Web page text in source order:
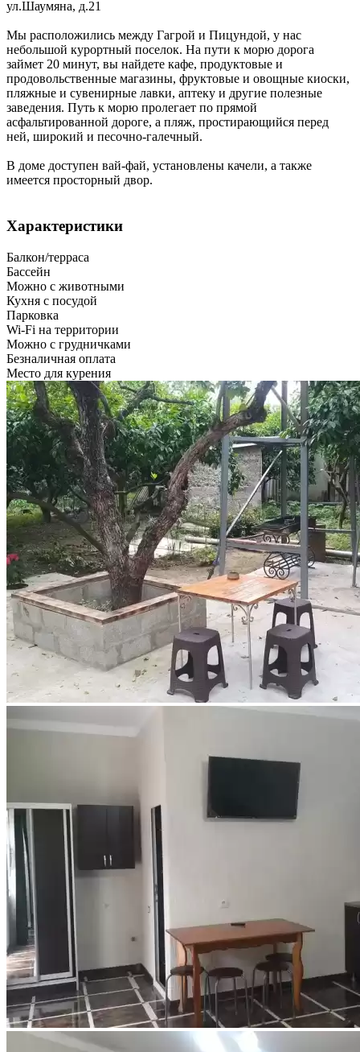
ул.Шаумяна, д.21
Мы расположились между Гагрой и Пицундой, у нас
небольшой курортный поселок. На пути к морю дорога
займет 20 минут, вы найдете кафе, продуктовые и
продовольственные магазины, фруктовые и овощные киоски,
пляжные и сувенирные лавки, аптеку и другие полезные
заведения. Путь к морю пролегает по прямой
асфальтированной дороге, а пляж, простирающийся перед
ней, широкий и песочно-галечный.
В доме доступен вай-фай, установлены качели, а также
имеется просторный двор.
Характеристики
Балкон/терраса
Бассейн
Можно с животными
Кухня с посудой
Парковка
Wi-Fi на территории
Можно с грудничками
Безналичная оплата
Место для курения